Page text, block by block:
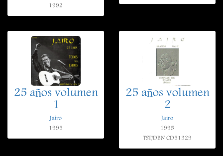
1992
25 años volumen
1
Jairo
1995
25 años volumen
2
Jairo
1995
TST/DBN CD51329